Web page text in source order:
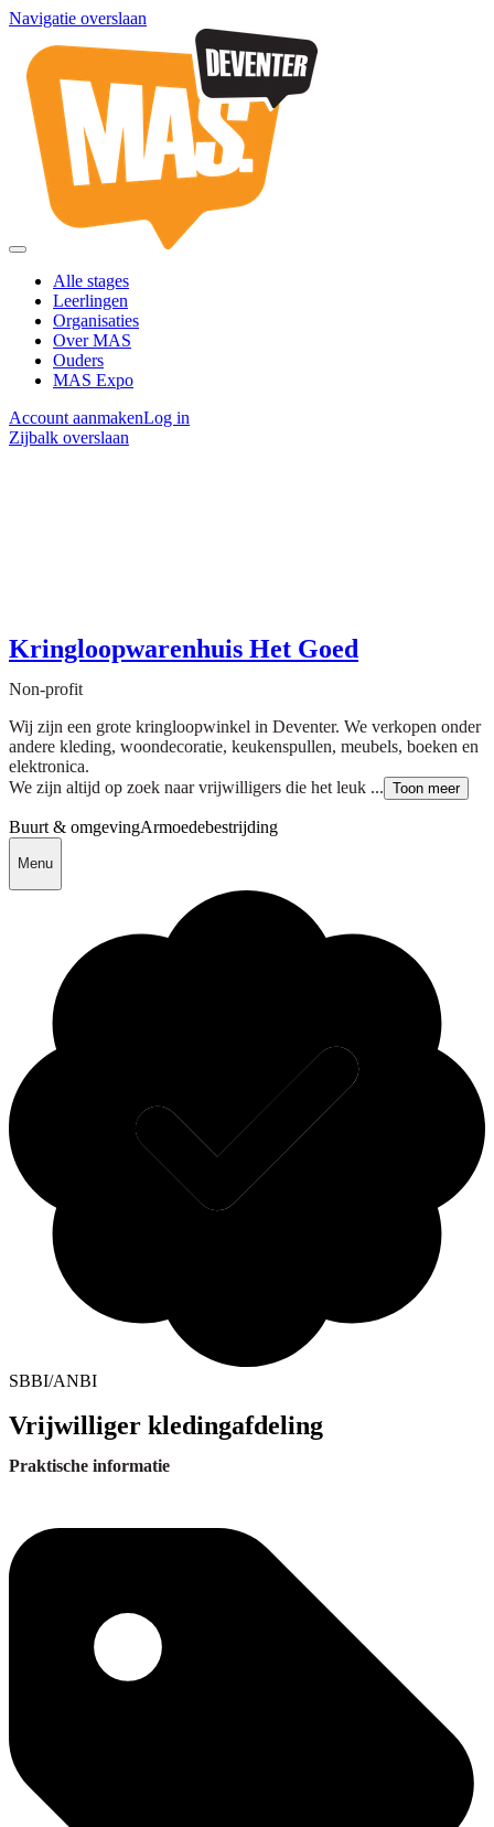
Navigatie overslaan
Alle stages
Leerlingen
Organisaties
Over MAS
Ouders
MAS Expo
Account aanmakenLog in
Zijbalk overslaan
Kringloopwarenhuis Het Goed
Non-profit
Wij zijn een grote kringloopwinkel in Deventer. We verkopen onder
andere kleding, woondecoratie, keukenspullen, meubels, boeken en
elektronica.
We zijn altijd op zoek naar vrijwilligers die het leuk ... Toon meer
Buurt & omgevingArmoedebestrijding
Menu
SBBI/ANBI
Vrijwilliger kledingafdeling
Praktische informatie